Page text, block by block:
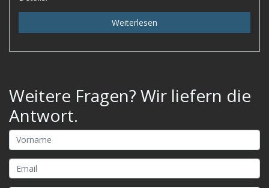
Weiterlesen
Weitere Fragen? Wir liefern die
Antwort.